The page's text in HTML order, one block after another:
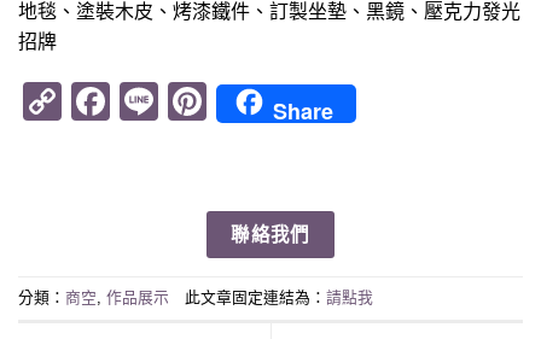
地毯、塗裝木皮、烤漆鐵件、訂製坐墊、黑鏡、壓克力發光
招牌
CopyFacebook
LinePinterest
Share
聯絡我們
分類： 商空 作品展示 此文章固定連結為： 請點我